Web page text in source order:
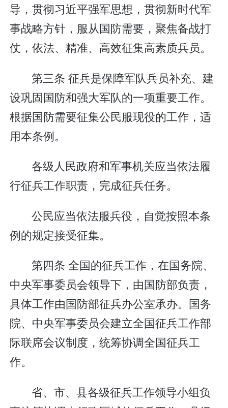
导，贯彻习近平强军思想，贯彻新时代军
事战略方针，服从国防需要，聚焦备战打
仗，依法、精准、高效征集高素质兵员。
第三条 征兵是保障军队兵员补充、建
设巩固国防和强大军队的一项重要工作。
根据国防需要征集公民服现役的工作，适
用本条例。
各级人民政府和军事机关应当依法履
行征兵工作职责，完成征兵任务。
公民应当依法服兵役，自觉按照本条
例的规定接受征集。
第四条 全国的征兵工作，在国务院、
中央军事委员会领导下，由国防部负责，
具体工作由国防部征兵办公室承办。国务
院、中央军事委员会建立全国征兵工作部
际联席会议制度，统筹协调全国征兵工
作。
省、市、县各级征兵工作领导小组负